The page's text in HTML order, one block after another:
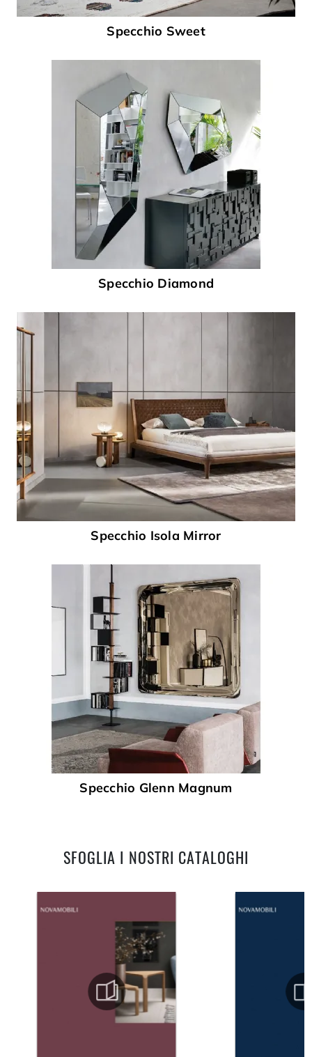
Specchio Sweet
Specchio Diamond
Specchio Isola Mirror
Specchio Glenn Magnum
SFOGLIA I NOSTRI CATALOGHI